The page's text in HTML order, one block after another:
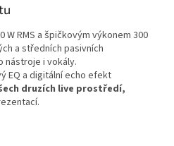
W RMS a špičkovým výkonem 300
a středních pasivních
nástroje i vokály.
EQ a digitální echo efekt
druzích live prostředí,